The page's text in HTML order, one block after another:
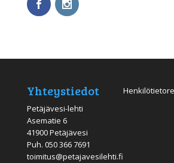
Yhteystiedot
Petäjävesi-lehti
Asematie 6
41900 Petäjävesi
Puh. 050 366 7691
toimitus@petajavesilehti.fi